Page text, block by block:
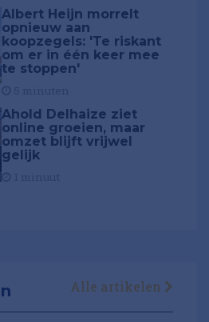
Albert Heijn morrelt
opnieuw aan
koopzegels: 'Te riskant
om er in één keer mee
te stoppen'
Ahold Delhaize ziet
online groeien, maar
omzet blijft vrijwel
gelijk
Alle artikelen